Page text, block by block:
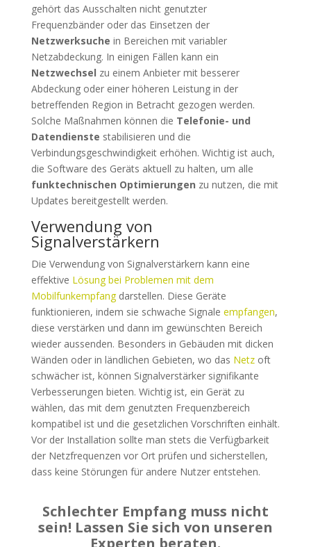
gehört das Ausschalten nicht genutzter
Frequenzbänder oder das Einsetzen der
Netzwerksuche in Bereichen mit variabler
Netzabdeckung. In einigen Fällen kann ein
Netzwechsel zu einem Anbieter mit besserer
Abdeckung oder einer höheren Leistung in der
betreffenden Region in Betracht gezogen werden.
Solche Maßnahmen können die Telefonie- und
Datendienste stabilisieren und die
Verbindungsgeschwindigkeit erhöhen. Wichtig ist auch,
die Software des Geräts aktuell zu halten, um alle
funktechnischen Optimierungen zu nutzen, die mit
Updates bereitgestellt werden.
Verwendung von
Signalverstärkern
Die Verwendung von Signalverstärkern kann eine
effektive Lösung bei Problemen mit dem
Mobilfunkempfangdarstellen. Diese Geräte
funktionieren, indem sie schwache Signale empfangen,
diese verstärken und dann im gewünschten Bereich
wieder aussenden. Besonders in Gebäuden mit dicken
Wänden oder in ländlichen Gebieten, wo das Netzoft
schwächer ist, können Signalverstärker signifikante
Verbesserungen bieten. Wichtig ist, ein Gerät zu
wählen, das mit dem genutzten Frequenzbereich
kompatibel ist und die gesetzlichen Vorschriften einhält.
Vor der Installation sollte man stets die Verfügbarkeit
der Netzfrequenzen vor Ort prüfen und sicherstellen,
dass keine Störungen für andere Nutzer entstehen.
Schlechter Empfang muss nicht
sein! Lassen Sie sich von unseren
Experten beraten.